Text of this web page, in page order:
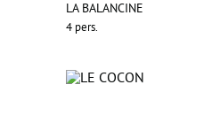
LA BALANCINE
4 pers.